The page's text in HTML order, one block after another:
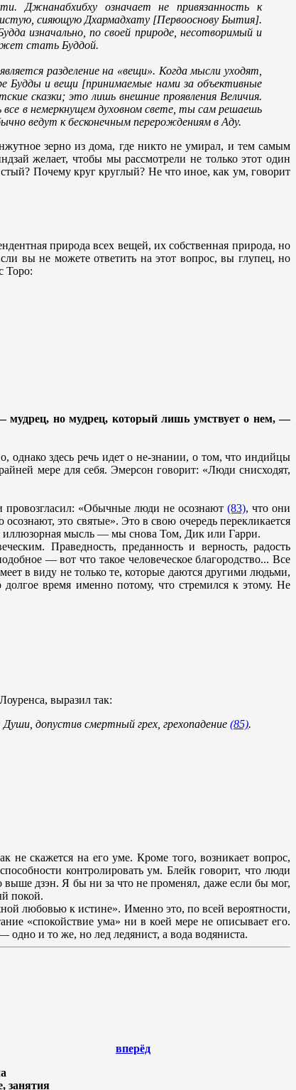
Джнанабхибху означает не привязанность к
сияющую Дхармадхату [Первооснову Бытия].
изначально, по своей природе, несотворимый и
стать Буддой.
разделение на «вещи». Когда мысли уходят,
Будды и вещи [принимаемые нами за объективные
сказки; это лишь внешние проявления Величия.
в немеркнущем духовном свете, ты сам решаешь
ведут к бесконечным перерождениям в Аду.
зерно из дома, где никто не умирал, и тем самым
желает, чтобы мы рассмотрели не только этот один
Почему круг круглый? Не что иное, как ум, говорит
природа всех вещей, их собственная природа, но
вы не можете ответить на этот вопрос, вы глупец, но
Торо:
мудрец, но мудрец, который лишь умствует о нем, —
здесь речь идет о не-знании, о том, что индийцы
мере для себя. Эмерсон говорит: «Люди снисходят,
провозгласил: «Обычные люди не осознают (83), что они
это святые». Это в свою очередь перекликается
иллюзорная мысль — мы снова Том, Дик или Гарри.
Праведность, преданность и верность, радость
— вот что такое человеческое благородство... Все
в виду не только те, которые даются другими людьми,
время именно потому, что стремился к этому. Не
выразил так:
допустив смертный грех, грехопадение (85).
скажется на его уме. Кроме того, возникает вопрос,
контролировать ум. Блейк говорит, что люди
выше дзэн. Я бы ни за что не променял, даже если бы мог,
покой.
любовью к истине». Именно это, по всей вероятности,
«спокойствие ума» ни в коей мере не описывает его.
и то же, но лед ледянист, а вода водяниста.
вперёд
занятия